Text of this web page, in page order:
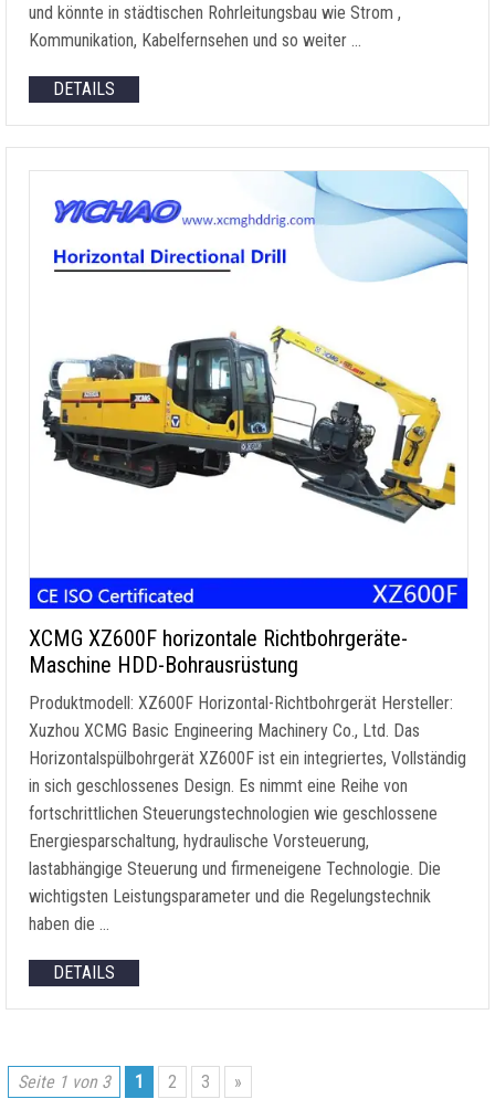
und könnte in städtischen Rohrleitungsbau wie Strom ,
Kommunikation, Kabelfernsehen und so weiter …
DETAILS
XCMG XZ600F horizontale Richtbohrgeräte-
Maschine HDD-Bohrausrüstung
Produktmodell: XZ600F Horizontal-Richtbohrgerät Hersteller:
Xuzhou XCMG Basic Engineering Machinery Co., Ltd. Das
Horizontalspülbohrgerät XZ600F ist ein integriertes, Vollständig
in sich geschlossenes Design. Es nimmt eine Reihe von
fortschrittlichen Steuerungstechnologien wie geschlossene
Energiesparschaltung, hydraulische Vorsteuerung,
lastabhängige Steuerung und firmeneigene Technologie. Die
wichtigsten Leistungsparameter und die Regelungstechnik
haben die …
DETAILS
Seite 1 von 3 1 2 3 »